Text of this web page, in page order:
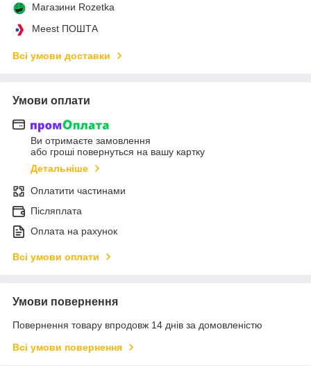
Магазини Rozetka
Meest ПОШТА
Всі умови доставки
Умови оплати
Ви отримаєте замовлення
або гроші повернуться на вашу картку
Детальніше
Оплатити частинами
Післяплата
Оплата на рахунок
Всі умови оплати
Умови повернення
Повернення товару впродовж 14 днів за домовленістю
Всі умови повернення